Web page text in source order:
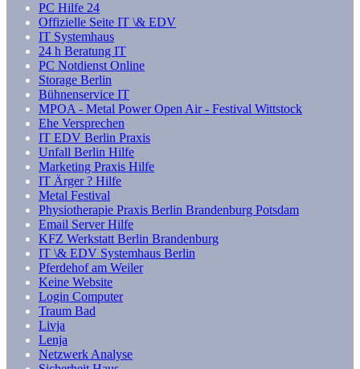
PC Hilfe 24
Offizielle Seite IT \& EDV
IT Systemhaus
24 h Beratung IT
PC Notdienst Online
Storage Berlin
Bühnenservice IT
MPOA - Metal Power Open Air - Festival Wittstock
Ehe Versprechen
IT EDV Berlin Praxis
Unfall Berlin Hilfe
Marketing Praxis Hilfe
IT Ärger ? Hilfe
Metal Festival
Physiotherapie Praxis Berlin Brandenburg Potsdam
Email Server Hilfe
KFZ Werkstatt Berlin Brandenburg
IT \& EDV Systemhaus Berlin
Pferdehof am Weiler
Keine Website
Login Computer
Traum Bad
Livja
Lenja
Netzwerk Analyse